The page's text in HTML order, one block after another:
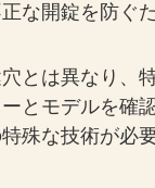
な開錠を防ぐ
とは異なり、
とモデルを確
殊な技術が必要